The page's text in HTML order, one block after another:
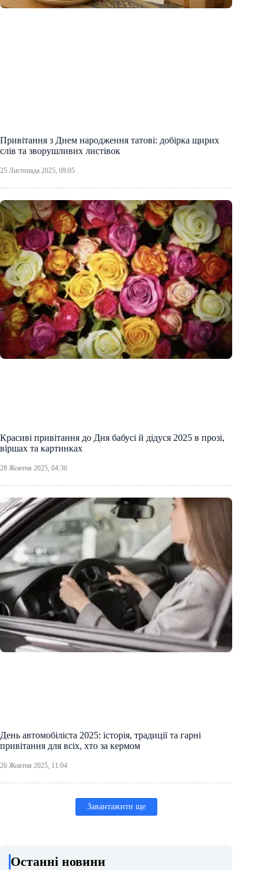
Привітання з Днем народження татові: добірка щирих
слів та зворушливих листівок
25 Листопада 2025, 09:05
Красиві привітання до Дня бабусі й дідуся 2025 в прозі,
віршах та картинках
28 Жовтня 2025, 04:36
День автомобіліста 2025: історія, традиції та гарні
привітання для всіх, хто за кермом
26 Жовтня 2025, 11:04
Завантажити ще
Останні новини